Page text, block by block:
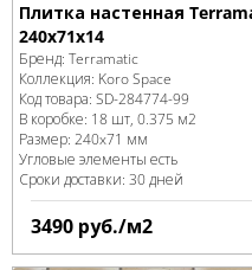
Плитка настенная
240х71х14
Бренд: Terramatic
Коллекция: Koro Space
Код товара: SD-284774-99
В коробке: 18 шт, 0.375 м2
Размер: 240x71 мм
Угловые элементы есть
Сроки доставки: 30 дней
3490 руб./м2